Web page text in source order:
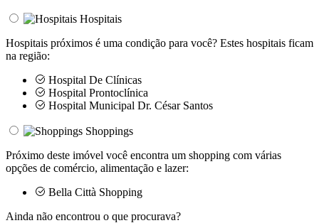
Hospitais
Hospitais próximos é uma condição para você? Estes hospitais ficam
na região:
Hospital De Clínicas
Hospital Prontoclínica
Hospital Municipal Dr. César Santos
Shoppings
Próximo deste imóvel você encontra um shopping com várias
opções de comércio, alimentação e lazer:
Bella Città Shopping
Ainda não encontrou o que procurava?